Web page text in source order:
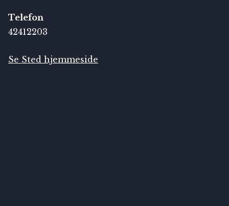
Telefon
42412203
Se Sted hjemmeside